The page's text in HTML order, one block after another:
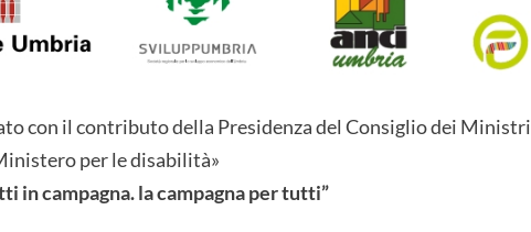
con il contributo della Presidenza del Consiglio dei Ministri
per le disabilità»
in campagna. la campagna per tutti”